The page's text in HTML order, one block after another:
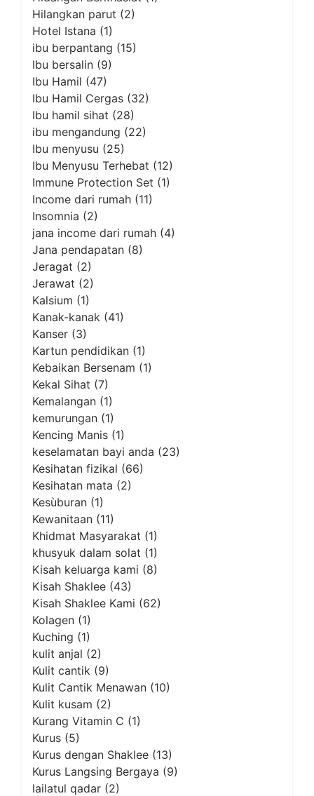
Hilangkan parut (2)
Hotel Istana (1)
ibu berpantang (15)
Ibu bersalin (9)
Ibu Hamil (47)
Ibu Hamil Cergas (32)
Ibu hamil sihat (28)
ibu mengandung (22)
Ibu menyusu (25)
Ibu Menyusu Terhebat (12)
Immune Protection Set (1)
Income dari rumah (11)
Insomnia (2)
jana income dari rumah (4)
Jana pendapatan (8)
Jeragat (2)
Jerawat (2)
Kalsium (1)
Kanak-kanak (41)
Kanser (3)
Kartun pendidikan (1)
Kebaikan Bersenam (1)
Kekal Sihat (7)
Kemalangan (1)
kemurungan (1)
Kencing Manis (1)
keselamatan bayi anda (23)
Kesihatan fizikal (66)
Kesihatan mata (2)
Kesùburan (1)
Kewanitaan (11)
Khidmat Masyarakat (1)
khusyuk dalam solat (1)
Kisah keluarga kami (8)
Kisah Shaklee (43)
Kisah Shaklee Kami (62)
Kolagen (1)
Kuching (1)
kulit anjal (2)
Kulit cantik (9)
Kulit Cantik Menawan (10)
Kulit kusam (2)
Kurang Vitamin C (1)
Kurus (5)
Kurus dengan Shaklee (13)
Kurus Langsing Bergaya (9)
lailatul qadar (2)